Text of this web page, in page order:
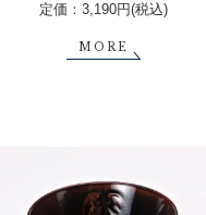
定価：3,190円(税込)
MORE